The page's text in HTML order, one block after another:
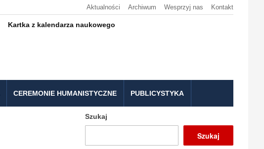
Aktualności Archiwum Wesprzyj nas Kontakt
Kartka z kalendarza naukowego
CEREMONIE HUMANISTYCZNE PUBLICYSTYKA
Szukaj
Szukaj